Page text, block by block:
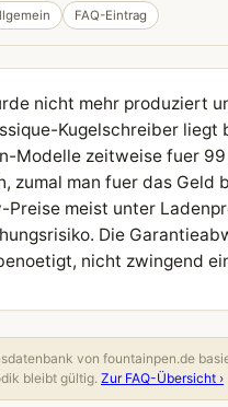
FAQ-Eintrag
nicht mehr produziert
Kugelschreiber liegt
Modelle zeitweise fuer
zumal man fuer das
Preise meist unter
Die
nicht zwingend
von fountainpen.de
bleibt gültig. Zur FAQ-Übersicht ›